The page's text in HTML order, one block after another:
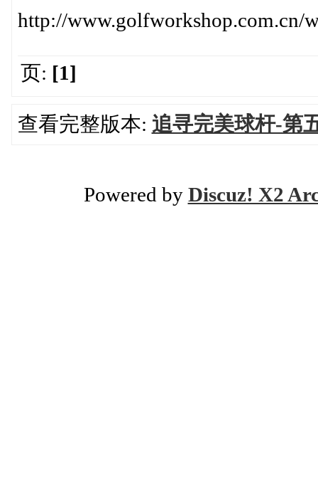
http://www.golfworkshop.com.cn/
页: [1]
查看完整版本: 追寻完美球杆-第
Powered by Discuz! X2